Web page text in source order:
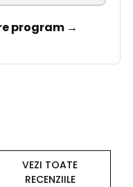
program →
VEZI TOATE
RECENZIILE